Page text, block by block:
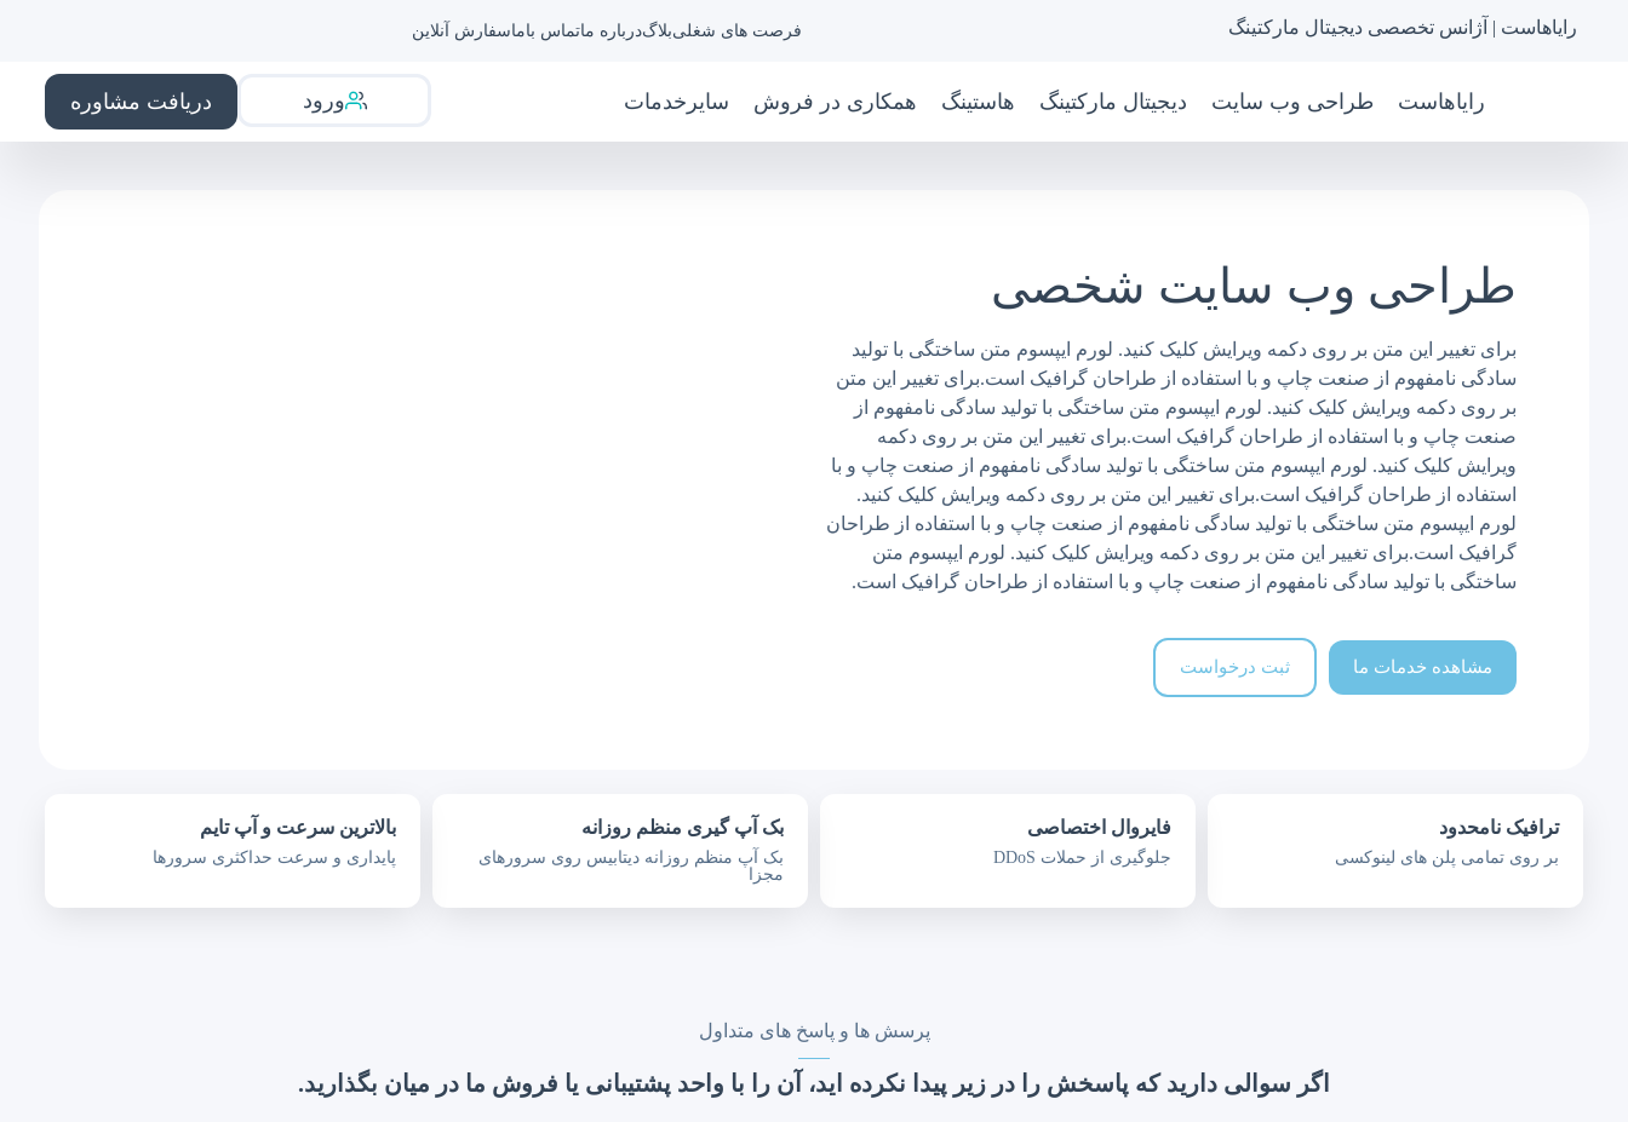
رایاهاست | آژانس تخصصی دیجیتال مارکتینگ فرصت های شغلیبلاگدرباره ماتماس باماسفارش آنلاین
رایاهاست طراحی وب سایت دیجیتال مارکتینگ هاستینگ همکاری در فروش سایرخدمات دریافت مشاوره ورود
طراحی وب سایت شخصی
برای تغییر این متن بر روی دکمه ویرایش کلیک کنید. لورم ایپسوم متن ساختگی با تولید
سادگی نامفهوم از صنعت چاپ و با استفاده از طراحان گرافیک است.برای تغییر این متن
بر روی دکمه ویرایش کلیک کنید. لورم ایپسوم متن ساختگی با تولید سادگی نامفهوم از
صنعت چاپ و با استفاده از طراحان گرافیک است.برای تغییر این متن بر روی دکمه
ویرایش کلیک کنید. لورم ایپسوم متن ساختگی با تولید سادگی نامفهوم از صنعت چاپ و با
استفاده از طراحان گرافیک است.برای تغییر این متن بر روی دکمه ویرایش کلیک کنید.
لورم ایپسوم متن ساختگی با تولید سادگی نامفهوم از صنعت چاپ و با استفاده از طراحان
گرافیک است.برای تغییر این متن بر روی دکمه ویرایش کلیک کنید. لورم ایپسوم متن
ساختگی با تولید سادگی نامفهوم از صنعت چاپ و با استفاده از طراحان گرافیک است.
مشاهده خدمات ما ثبت درخواست
ترافیک نامحدود
بر روی تمامی پلن های لینوکسی
فایروال اختصاصی
جلوگیری از حملات DDoS
بک آپ گیری منظم روزانه
بک آپ منظم روزانه دیتابیس روی سرورهای
مجزا
بالاترین سرعت و آپ تایم
پایداری و سرعت حداکثری سرورها
پرسش ها و پاسخ های متداول
اگر سوالی دارید که پاسخش را در زیر پیدا نکرده اید، آن را با واحد پشتیبانی یا فروش ما در میان بگذارید.